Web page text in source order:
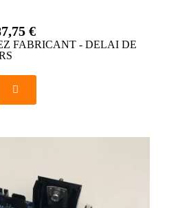
€
FABRICANT - DELAI DE